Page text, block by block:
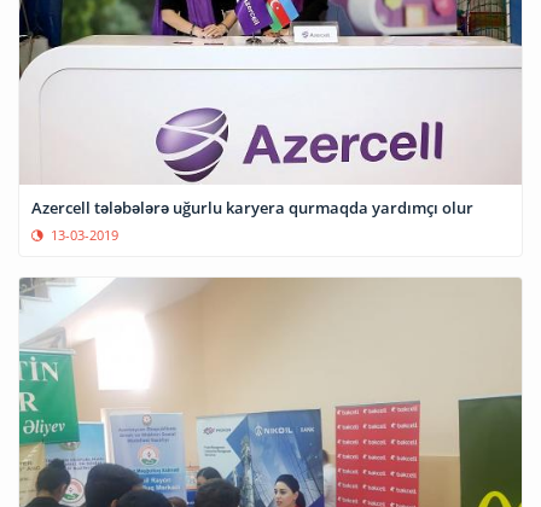
Azercell tələbələrə uğurlu karyera qurmaqda yardımçı olur
13-03-2019